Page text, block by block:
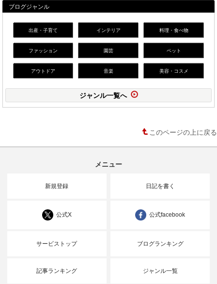
ブログジャンル
出産・子育て インテリア 料理・食べ物
ファッション 園芸 ペット
アウトドア 音楽 美容・コスメ
ジャンル一覧へ
このページの上に戻る
メニュー
新規登録 日記を書く
公式X 公式facebook
サービストップ ブログランキング
記事ランキング ジャンル一覧